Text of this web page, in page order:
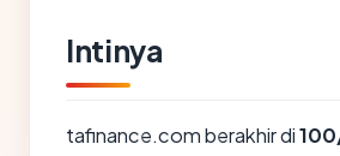
Intinya
tafinance.com berakhir di